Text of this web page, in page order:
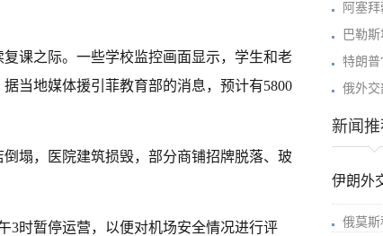
课之际。一些学校监控画面显示，学生和老
当地媒体援引菲教育部的消息，预计有5800
塌，医院建筑损毁，部分商铺招牌脱落、玻
3时暂停运营，以便对机场安全情况进行评
阿塞
巴勒
特朗普
俄外
新闻推
伊朗外
俄莫斯